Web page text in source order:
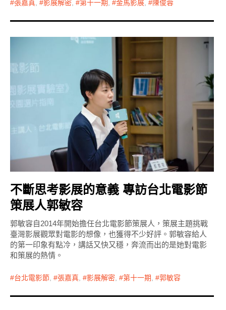
張嘉真 , 影展解密 , 第十一期 , 金馬影展 , 陳俊蓉
不斷思考影展的意義 專訪台北電影節
策展人郭敏容
郭敏容自2014年開始擔任台北電影節策展人，策展主題挑戰
臺灣影展觀眾對電影的想像，也獲得不少好評。郭敏容給人
的第一印象有點冷，講話又快又穩，奔流而出的是她對電影
和策展的熱情。
台北電影節 , 張嘉真 , 影展解密 , 第十一期 , 郭敏容